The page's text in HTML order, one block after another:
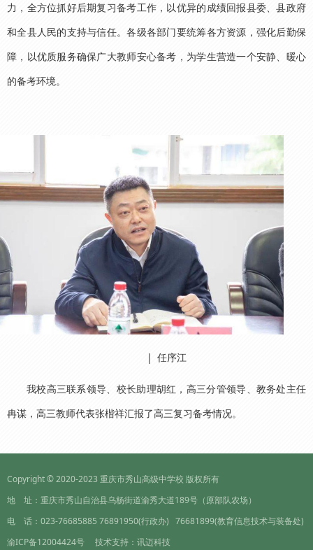
力，全方位抓好后期复习备考工作，以优异的成绩回报县委、县政府
和全县人民的支持与信任。各级各部门要统筹各方资源，强化后勤保
障，以优质服务确保广大教师安心备考，为学生营造一个安静、暖心
的备考环境。
| 任序江
我校高三联系领导、校长助理胡红，高三分管领导、教务处主任
冉谋，高三教师代表张楷祥汇报了高三复习备考情况。
Copyright © 2020-2023 重庆市秀山高级中学校 版权所有
地 址：重庆市秀山自治县乌杨街道渝秀大道189号（原部队农场）
电 话：023-76685885 76891950(行政办) 76681899(教育信息技术与装备处)
渝ICP备12004424号 技术支持： 讯迈科技